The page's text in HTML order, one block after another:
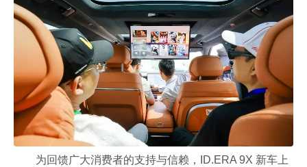
为回馈广大消费者的支持与信赖，ID.ERA 9X 新车上